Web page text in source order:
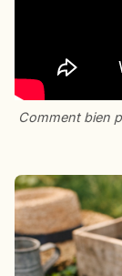
Comment bien